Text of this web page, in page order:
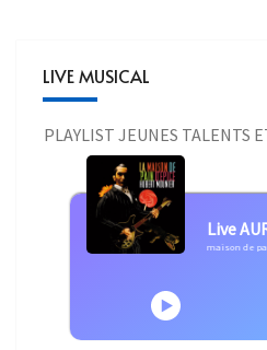
LIVE MUSICAL
PLAYLIST JEUNES TALENTS
Live
Hubert Mounier - Hubert Mounier - La maison de pain